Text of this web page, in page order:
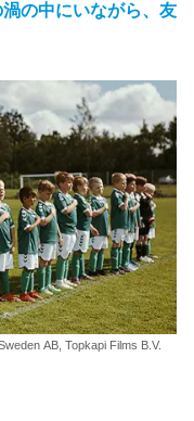
の中にいながら、友
AB, Topkapi Films B.V.